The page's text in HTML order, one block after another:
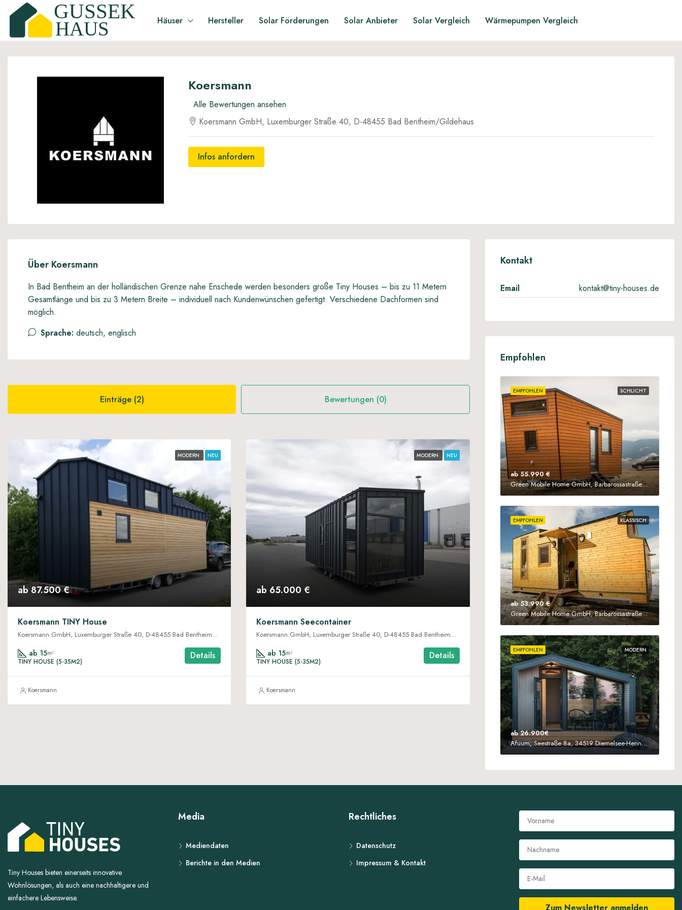
Häuser Hersteller Solar Förderungen Solar Anbieter Solar Vergleich Wärmepumpen Vergleich
Koersmann
Alle Bewertungen ansehen
Koersmann GmbH, Luxemburger Straße 40, D-48455 Bad Bentheim/Gildehaus
Infos anfordern
Über Koersmann
In Bad Bentheim an der holländischen Grenze nahe Enschede werden besonders große Tiny Houses – bis zu 11 Metern
Gesamtlänge und bis zu 3 Metern Breite – individuell nach Kundenwünschen gefertigt. Verschiedene Dachformen sind
möglich.
Sprache: deutsch, englisch
Einträge (2) Bewertungen (0)
MODERN NEU
ab 87.500 €
Koersmann TINY House
Koersmann GmbH, Luxemburger Straße 40, D-48455 Bad Bentheim/Gildehaus
ab 15m²
TINY HOUSE (5-35M2)
Details
Koersmann
MODERN NEU
ab 65.000 €
Koersmann Seecontainer
Koersmann GmbH, Luxemburger Straße 40, D-48455 Bad Bentheim/Gildehaus
ab 15m²
TINY HOUSE (5-35M2)
Details
Koersmann
Kontakt
Email kontakt@tiny-houses.de
Empfohlen
SCHLICHT
EMPFOHLEN
ab 55.990 €
Green Mobile Home GmbH, Barbarossastraße 61, 63571 Gelnhausen
KLASSISCH
EMPFOHLEN
ab 53.990 €
Green Mobile Home GmbH, Barbarossastraße 61, D-63571 Gelnhausen
MODERN
EMPFOHLEN
ab 26.900€
Afuum, Seestraße 8a, 34519 Diemelsee-Heringhausen
Tiny Houses bieten einerseits innovative
Wohnlösungen, als auch eine nachhaltigere und
einfachere Lebensweise.
Media
Mediendaten
Berichte in den Medien
Rechtliches
Datenschutz
Impressum & Kontakt
Zum Newsletter anmelden